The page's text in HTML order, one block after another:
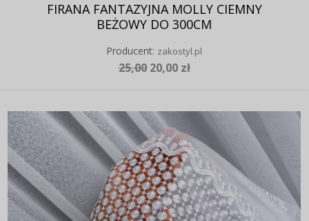
FIRANA FANTAZYJNA MOLLY CIEMNY
BEŻOWY DO 300CM
Producent: zakostyl.pl
25,00 20,00 zł